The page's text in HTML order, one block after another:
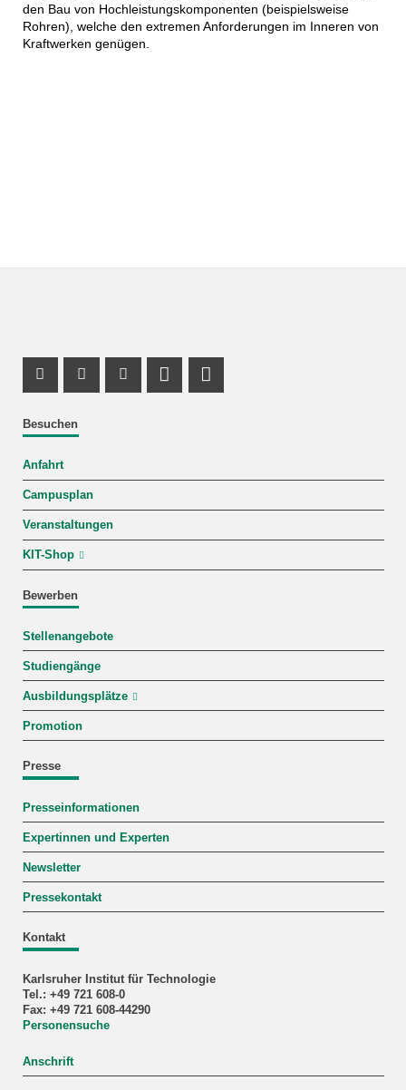
den Bau von Hochleistungskomponenten (beispielsweise
Rohren), welche den extremen Anforderungen im Inneren von
Kraftwerken genügen.
Besuchen
Anfahrt
Campusplan
Veranstaltungen
KIT-Shop
Bewerben
Stellenangebote
Studiengänge
Ausbildungsplätze
Promotion
Presse
Presseinformationen
Expertinnen und Experten
Newsletter
Pressekontakt
Kontakt
Karlsruher Institut für Technologie
Tel.: +49 721 608-0
Fax: +49 721 608-44290
Personensuche
Anschrift
Instagram Profil
Facebook Profil
Youtube Profil
Profil Mastodon
LinkedIn Profil